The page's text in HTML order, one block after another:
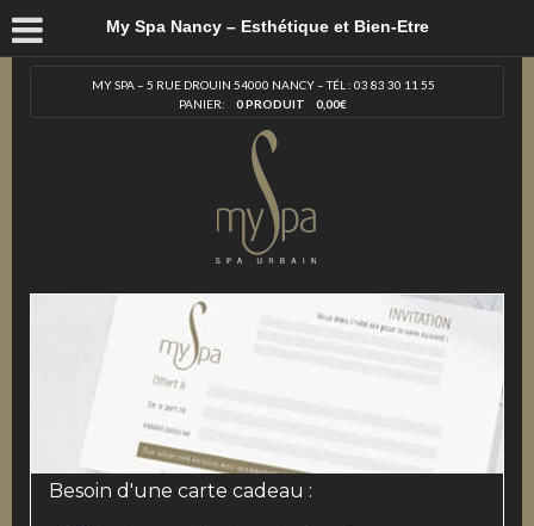
My Spa Nancy – Esthétique et Bien-Etre
MY SPA – 5 RUE DROUIN 54000 NANCY – TÉL : 03 83 30 11 55
PANIER:
0 PRODUIT 0,00€
Besoin d'une carte cadeau :